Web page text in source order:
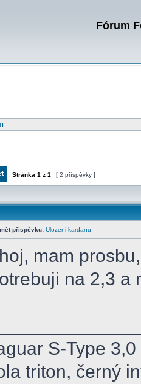
Fórum
Odpovědět na téma
Stránka 1 z 1 [ 2 příspěvky ]
příspěvku: Ulozeni kardanu
mam
na 2,3 a
S-Type
triton, černý